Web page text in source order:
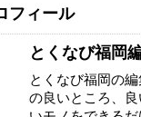
フィール
とくなび福岡
とくなび福岡の
の良いところ、